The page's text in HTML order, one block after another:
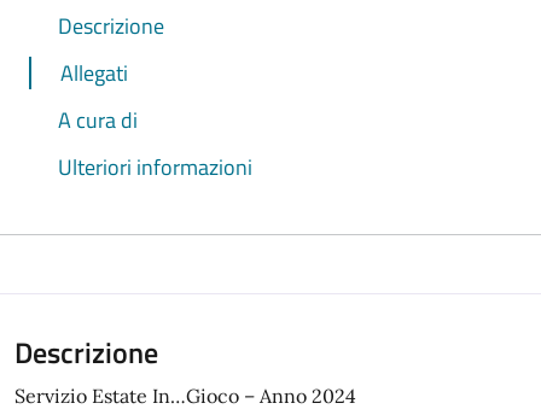
Descrizione
Allegati
A cura di
Ulteriori informazioni
Descrizione
Servizio Estate In…Gioco – Anno 2024